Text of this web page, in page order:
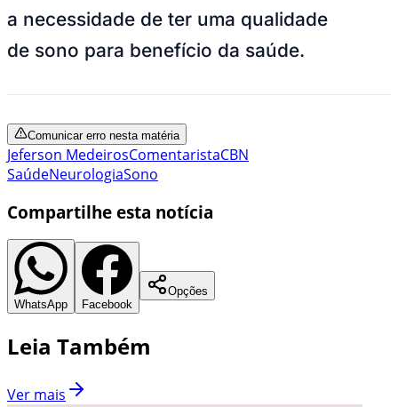
a necessidade de ter uma qualidade
de sono para benefício da saúde.
Comunicar erro nesta matéria
Jeferson MedeirosComentaristaCBN
SaúdeNeurologiaSono
Compartilhe esta notícia
WhatsApp Facebook
Opções
Leia Também
Ver mais